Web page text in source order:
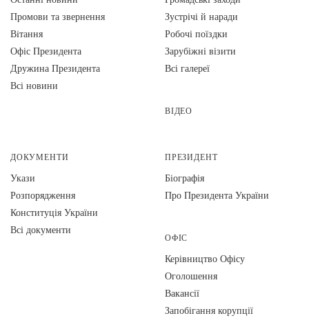
Промови та звернення
Вiтання
Офіс Президента
Дружина Президента
Всі новини
Зустрічі й наради
Робочі поїздки
Зарубіжні візити
Всі галереї
ВІДЕО
ДОКУМЕНТИ
Укази
Розпорядження
Конституція України
Всі документи
ПРЕЗИДЕНТ
Біографія
Про Президента України
ОФІС
Керівництво Офісу
Оголошення
Вакансії
Запобігання корупції